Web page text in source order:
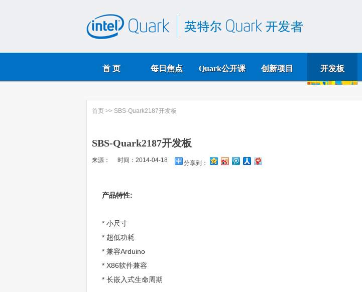
首 页 每日焦点 Quark公开课 创新项目 开发板
首页 >> SBS-Quark2187开发板
SBS-Quark2187开发板
来源： 时间：2014-04-18 分享到：
产品特性:
* 小尺寸
* 超低功耗
* 兼容Arduino
* X86软件兼容
* 长嵌入式生命周期